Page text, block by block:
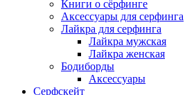
Книги о сёрфинге
Аксессуары для серфинга
Лайкра для серфинга
Лайкра мужская
Лайкра женская
Бодиборды
Аксессуары
Серфскейт